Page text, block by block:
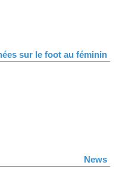
sur le foot au féminin
News